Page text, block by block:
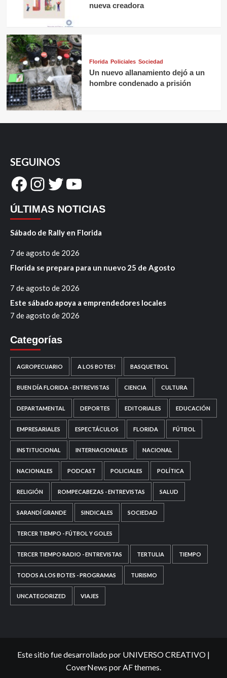
nueva creadora
Florida Policiales Sociedad
Un nuevo allanamiento dejó a un
hombre condenado a prisión
SEGUINOS
Facebook
Instagram
Twitter
YouTube
ÚLTIMAS NOTICIAS
Sábado de Rally en Florida
7 de agosto de 2026
Florida se prepara para un nuevo 25 de Agosto
7 de agosto de 2026
Este sábado apoya a emprendedores locales
7 de agosto de 2026
Categorías
AGROPECUARIO A LOS BOTES! BASQUETBOL
BUEN DÍA FLORIDA - ENTREVISTAS CIENCIA CULTURA
DEPARTAMENTAL DEPORTES EDITORIALES EDUCACIÓN
EMPRESARIALES ESPECTÁCULOS FLORIDA FÚTBOL
INSTITUCIONAL INTERNACIONALES NACIONAL
NACIONALES PODCAST POLICIALES POLÍTICA
RELIGIÓN ROMPECABEZAS - ENTREVISTAS SALUD
SARANDÍ GRANDE SINDICALES SOCIEDAD
TERCER TIEMPO - FÚTBOL Y GOLES
TERCER TIEMPO RADIO - ENTREVISTAS TERTULIA TIEMPO
TODOS A LOS BOTES - PROGRAMAS TURISMO
UNCATEGORIZED VIAJES
Este sitio fue desarrollado por UNIVERSO CREATIVO |
CoverNews por AF themes.